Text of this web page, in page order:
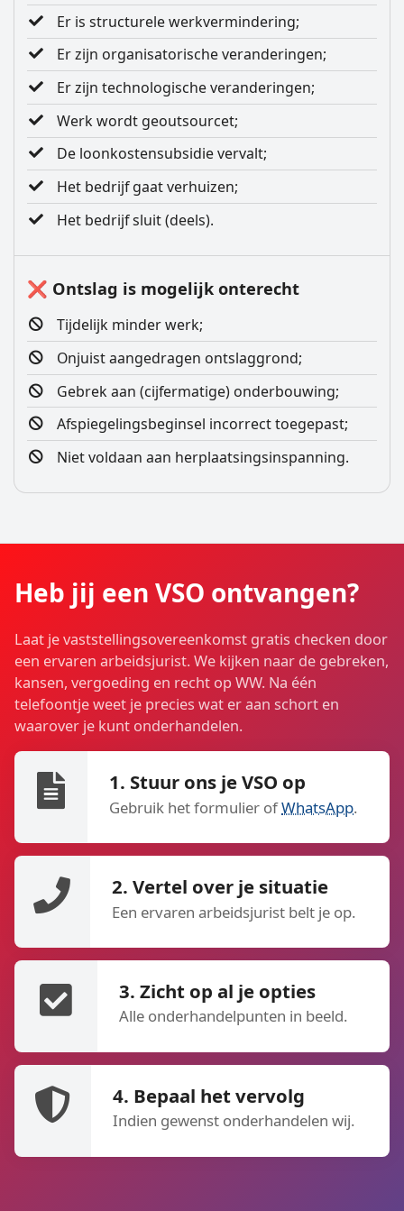
Er is structurele werkvermindering;
Er zijn organisatorische veranderingen;
Er zijn technologische veranderingen;
Werk wordt geoutsourcet;
De loonkostensubsidie vervalt;
Het bedrijf gaat verhuizen;
Het bedrijf sluit (deels).
❌ Ontslag is mogelijk onterecht
Tijdelijk minder werk;
Onjuist aangedragen ontslaggrond;
Gebrek aan (cijfermatige) onderbouwing;
Afspiegelingsbeginsel incorrect toegepast;
Niet voldaan aan herplaatsingsinspanning.
Heb jij een VSO ontvangen?
Laat je vaststellings­overeenkomst gratis checken door
een ervaren arbeidsjurist. We kijken naar de gebreken,
kansen, vergoeding en recht op WW. Na één
telefoontje weet je precies wat er aan schort en
waarover je kunt onderhandelen.
1. Stuur ons je VSO op
Gebruik het formulier ofWhatsApp.
2. Vertel over je situatie
Een ervaren arbeidsjurist belt je op.
3. Zicht op al je opties
Alle onderhandelpunten in beeld.
4. Bepaal het vervolg
Indien gewenst onderhandelen wij.